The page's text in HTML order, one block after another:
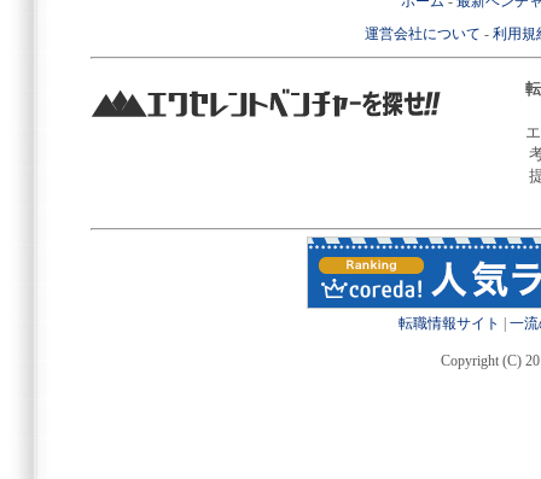
運営会社について - 利用規
転職情報サイト 一
Copyright (C)